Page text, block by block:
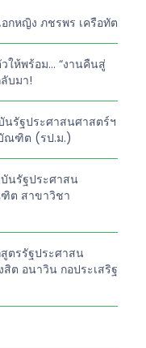
กหญิง ภชรพร เครือทัต
ให้พร้อม… “งานคืนสู่
บมา!
รัฐประศาสนศาสตร์ฯ
ณฑิต (รป.ม.)
นรัฐประศาสน
ต สาขาวิชา
ตรรัฐประศาสน
ต อนาวิน กอประเสริฐ